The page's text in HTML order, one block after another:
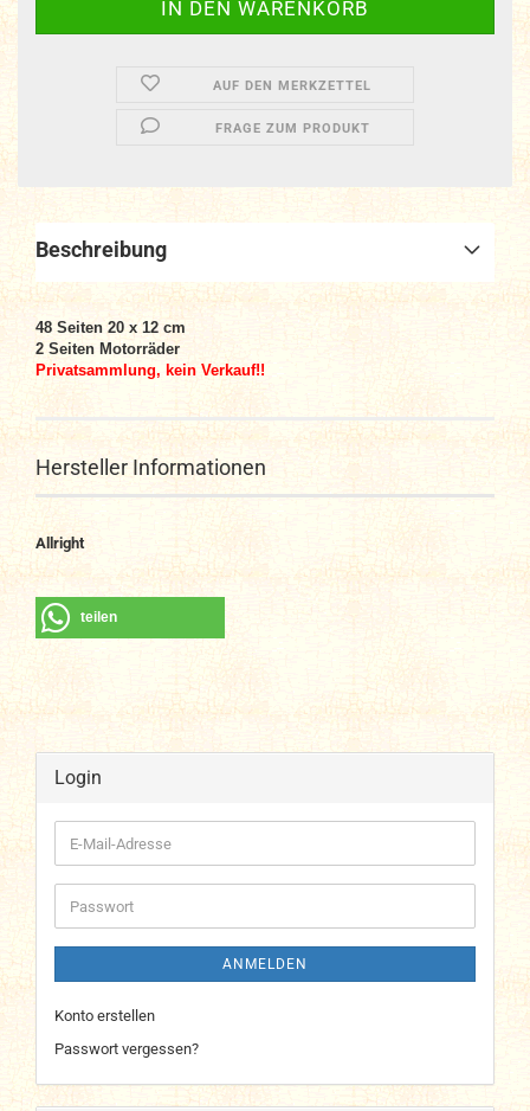
AUF DEN MERKZETTEL
FRAGE ZUM PRODUKT
Beschreibung
48 Seiten 20 x 12 cm
2 Seiten Motorräder
Privatsammlung, kein Verkauf!!
Hersteller Informationen
Allright
teilen
Login
E-
Mail-
Adresse
Passwort
ANMELDEN
Konto erstellen
Passwort vergessen?